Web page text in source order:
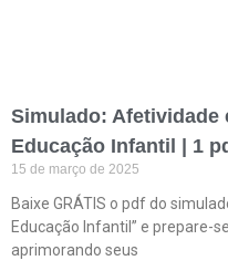
Simulado: Afetividade
Educação Infantil | 1
15 de março de 2025
Baixe GRÁTIS o pdf do
Educação Infantil” e prepare-
aprimorando seus